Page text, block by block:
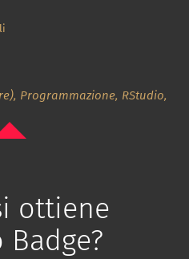
Programmazione, RStudio,
ottiene